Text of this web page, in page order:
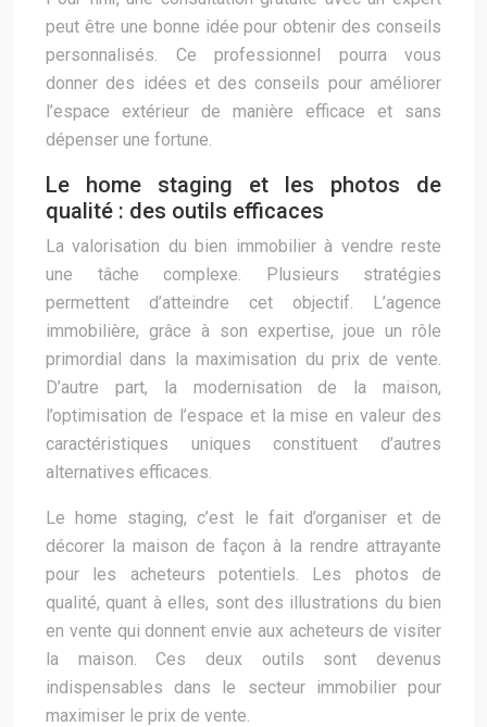
peut être une bonne idée pour obtenir des conseils
personnalisés. Ce professionnel pourra vous
donner des idées et des conseils pour améliorer
l’espace extérieur de manière efficace et sans
dépenser une fortune.
Le home staging et les photos de
qualité : des outils efficaces
La valorisation du bien immobilier à vendre reste
une tâche complexe. Plusieurs stratégies
permettent d’atteindre cet objectif. L’agence
immobilière, grâce à son expertise, joue un rôle
primordial dans la maximisation du prix de vente.
D’autre part, la modernisation de la maison,
l’optimisation de l’espace et la mise en valeur des
caractéristiques uniques constituent d’autres
alternatives efficaces.
Le home staging, c’est le fait d’organiser et de
décorer la maison de façon à la rendre attrayante
pour les acheteurs potentiels. Les photos de
qualité, quant à elles, sont des illustrations du bien
en vente qui donnent envie aux acheteurs de visiter
la maison. Ces deux outils sont devenus
indispensables dans le secteur immobilier pour
maximiser le prix de vente.